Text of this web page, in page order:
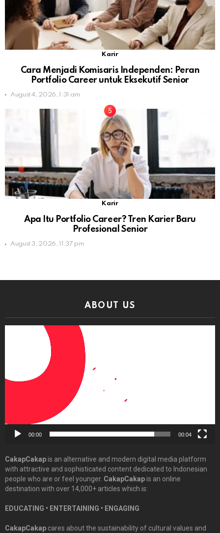
Karir
Cara Menjadi Komisaris Independen: Peran
Portfolio Career untuk Eksekutif Senior
August 4, 2026, 1:31 am
Karir
Apa Itu Portfolio Career? Tren Karier Baru
Profesional Senior
August 3, 2026, 11:37 pm
ABOUT US
00:00 00:04
CakapCakapis an alternative and modern digital media platform
with attractive and sophisticated content dedicated to Indonesian
people who are or feel younger. CakapCakapis an online
destination with over 14,000+ articles which is:
EDUCATING • ENTERTAINING • ENGAGING
CakapCakap cares about the sustainability of cultural values and